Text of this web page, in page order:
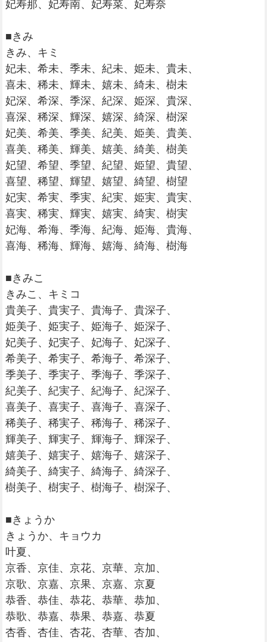
妃寿那、妃寿南、妃寿菜、妃寿奈
■きみ
きみ、キミ
妃未、希未、季未、紀未、姫未、貴未、
喜未、稀未、輝未、嬉未、綺未、樹未
妃深、希深、季深、紀深、姫深、貴深、
喜深、稀深、輝深、嬉深、綺深、樹深
妃美、希美、季美、紀美、姫美、貴美、
喜美、稀美、輝美、嬉美、綺美、樹美
妃望、希望、季望、紀望、姫望、貴望、
喜望、稀望、輝望、嬉望、綺望、樹望
妃実、希実、季実、紀実、姫実、貴実、
喜実、稀実、輝実、嬉実、綺実、樹実
妃海、希海、季海、紀海、姫海、貴海、
喜海、稀海、輝海、嬉海、綺海、樹海
■きみこ
きみこ、キミコ
貴美子、貴実子、貴海子、貴深子、
姫美子、姫実子、姫海子、姫深子、
妃美子、妃実子、妃海子、妃深子、
希美子、希実子、希海子、希深子、
季美子、季実子、季海子、季深子、
紀美子、紀実子、紀海子、紀深子、
喜美子、喜実子、喜海子、喜深子、
稀美子、稀実子、稀海子、稀深子、
輝美子、輝実子、輝海子、輝深子、
嬉美子、嬉実子、嬉海子、嬉深子、
綺美子、綺実子、綺海子、綺深子、
樹美子、樹実子、樹海子、樹深子、
■きょうか
きょうか、キョウカ
叶夏、
京香、京佳、京花、京華、京加、
京歌、京嘉、京果、京嘉、京夏
恭香、恭佳、恭花、恭華、恭加、
恭歌、恭嘉、恭果、恭嘉、恭夏
杏香、杏佳、杏花、杏華、杏加、